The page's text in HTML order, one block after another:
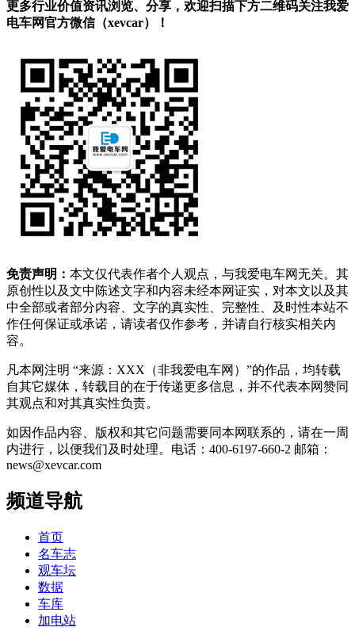
更多行业价值资讯浏览、分享，欢迎扫描下方二维码关注我爱
电车网官方微信（xevcar）！
免责声明： 本文仅代表作者个人观点，与我爱电车网无关。其
原创性以及文中陈述文字和内容未经本网证实，对本文以及其
中全部或者部分内容、文字的真实性、完整性、及时性本站不
作任何保证或承诺，请读者仅作参考，并请自行核实相关内
容。
凡本网注明 “来源：XXX（非我爱电车网）”的作品，均转载
自其它媒体，转载目的在于传递更多信息，并不代表本网赞同
其观点和对其真实性负责。
如因作品内容、版权和其它问题需要同本网联系的，请在一周
内进行，以便我们及时处理。电话：400-6197-660-2 邮箱：
news@xevcar.com
频道导航
首页
名车志
观车坛
数据
车库
加电站